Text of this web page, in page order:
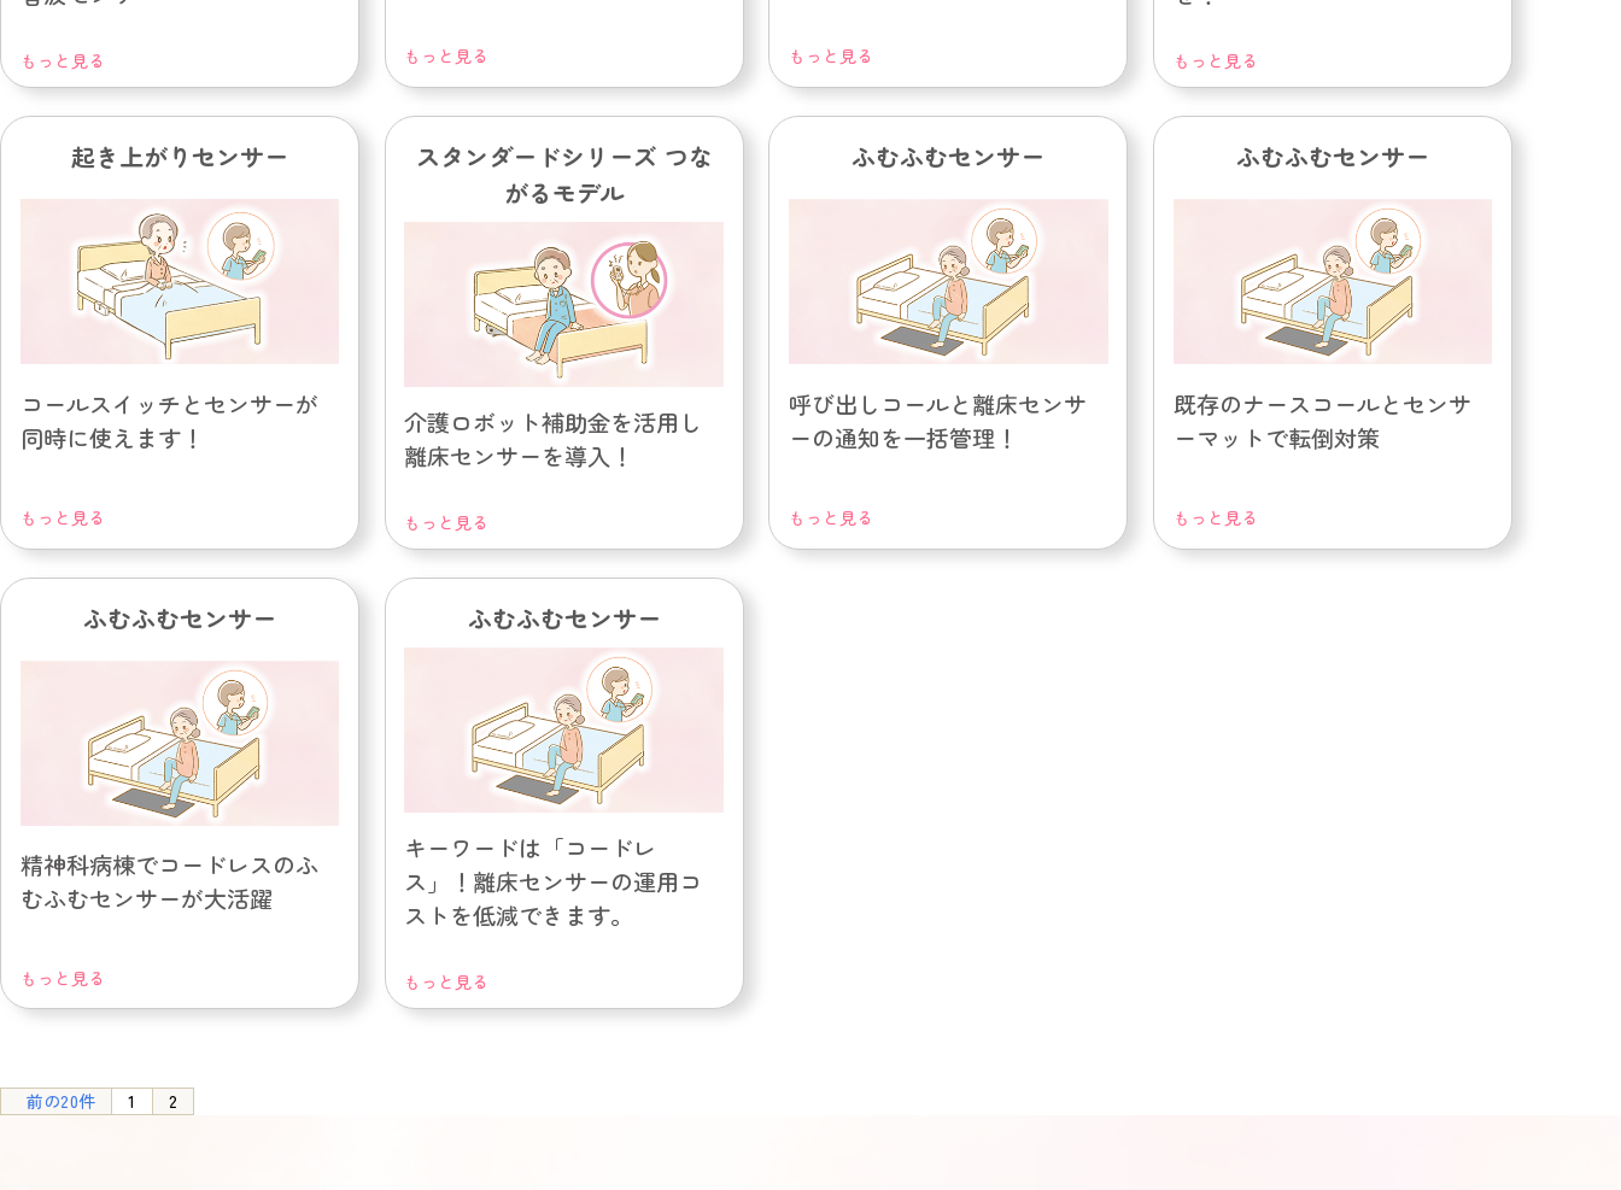
もっと見る もっと見る もっと見る もっと見る
起き上がりセンサー
コールスイッチとセンサーが
同時に使えます！
もっと見る
スタンダードシリーズ つな
がるモデル
介護ロボット補助金を活用し
離床センサーを導入！
もっと見る
ふむふむセンサー
呼び出しコールと離床センサ
ーの通知を一括管理！
もっと見る
ふむふむセンサー
既存のナースコールとセンサ
ーマットで転倒対策
もっと見る
ふむふむセンサー
精神科病棟でコードレスのふ
むふむセンサーが大活躍
もっと見る
ふむふむセンサー
キーワードは「コードレ
ス」！離床センサーの運用コ
ストを低減できます。
もっと見る
前の20件 1 2